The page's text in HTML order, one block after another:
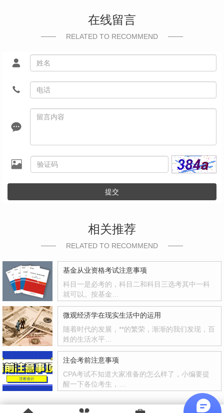
在线留言
RELATED TO RECOMMEND
提交
相关推荐
RELATED TO RECOMMEND
基金从业资格考试注意事项
科目一是必考的，科目二和科目三选考其中一科
就可以。按基金…
微观经济学在现实生活中的运用
随着时代的发展，**的繁荣，渐渐的我们发现，百
姓的生活水平…
注会考前注意事项
CPA考试不知道大家准备的怎么样了，小编要提
醒一下各位考生，…